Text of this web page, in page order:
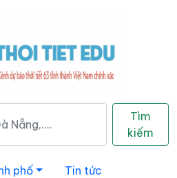
Tìm
kiếm
phố Tin tức